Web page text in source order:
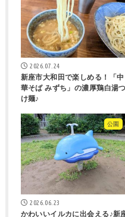
2026.07.24
新座市大和田で楽しめる！「中
華そば みずち」の濃厚鶏白湯つ
け麺♪
公園
2026.06.23
かわいいイルカに出会える♪新